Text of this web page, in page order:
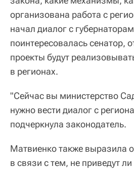
организована работа с
начал диалог с
поинтересовалась сенатор,
проекты будут
в регионах.
"Сейчас вы министерство
нужно вести диалог с
подчеркнула законодатель.
Матвиенко также выразила
в связи с тем, не приведут